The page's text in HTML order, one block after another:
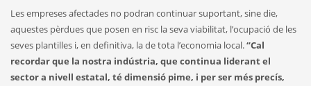
Les empreses afectades no podran continuar suportant, sine die,
aquestes pèrdues que posen en risc la seva viabilitat, l’ocupació de les
seves plantilles i, en definitiva, la de tota l’economia local.“Cal
recordar que la nostra indústria, que continua liderant el
sector a nivell estatal, té dimensió pime, i per ser més precís,